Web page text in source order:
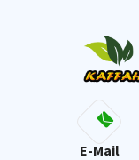
E-Mail